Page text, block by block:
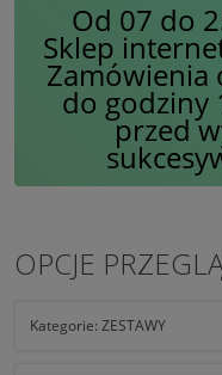
Od 07 do
Sklep
Zamówienia
do godziny
przed
OPCJE
Kategorie: ZESTAWY